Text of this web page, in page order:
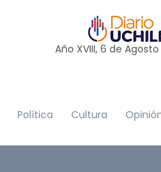
Año XVIII, 6 de Agosto
Política Cultura